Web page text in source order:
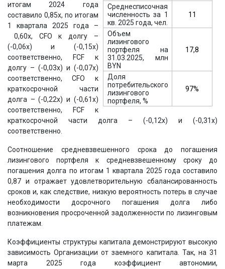
Среднесписочная
численность за 1
кв. 2025 года, чел.
11
Объем
лизингового
портфеля на
31.03.2025, млн
BYN
17,8
Доля
потребительского
лизингового
портфеля, %
97%
итогам 2024 года
составило 0,85х, по итогам
1 квартала 2025 года –
0,60х, CFO к долгу –
(-0,06х) и (-0,15х)
соответственно, FCF к
долгу – (-0,03х) и (-0,07х)
соответственно, CFO к
краткосрочной части
долга – (-0,22х) и (-0,61х)
соответственно, FCF к
краткосрочной части долга – (-0,12х) и (-0,31х)
соответственно.
Соотношение средневзвешенного срока до погашения
лизингового портфеля к средневзвешенному сроку до
погашения долга по итогам 1 квартала 2025 года составило
0,87 и отражает удовлетворительную сбалансированность
сроков и, как следствие, низкую вероятность потерь в случае
необходимости досрочного погашения долга либо
возникновения просроченной задолженности по лизинговым
платежам.
Коэффициенты структуры капитала демонстрируют высокую
зависимость Организации от заемного капитала. Так, на 31
марта 2025 года коэффициент автономии,